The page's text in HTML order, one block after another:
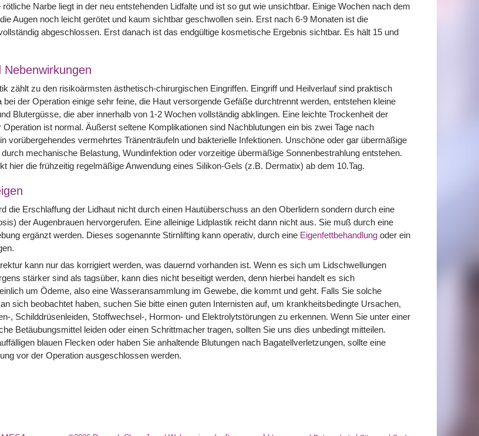
rötliche Narbe liegt in der neu entstehenden Lidfalte und ist so gut wie unsichtbar. Einige Wochen nach dem
Augen noch leicht gerötet und kaum sichtbar geschwollen sein. Erst nach 6-9 Monaten ist die
abgeschlossen. Erst danach ist das endgültige kosmetische Ergebnis sichtbar. Es hält 15 und
Nebenwirkungen
zählt zu den risikoärmsten ästhetisch-chirurgischen Eingriffen. Eingriff und Heilverlauf sind praktisch
der Operation einige sehr feine, die Haut versorgende Gefäße durchtrennt werden, entstehen kleine
Blutergüsse, die aber innerhalb von 1-2 Wochen vollständig abklingen. Eine leichte Trockenheit der
Operation ist normal. Äußerst seltene Komplikationen sind Nachblutungen ein bis zwei Tage nach
vorübergehendes vermehrtes Tränenträufeln und bakterielle Infektionen. Unschöne oder gar übermäßige
mechanische Belastung, Wundinfektion oder vorzeitige übermäßige Sonnenbestrahlung entstehen.
hier die frühzeitig regelmäßige Anwendung eines Silikon-Gels (z.B. Dermatix) ab dem 10.Tag.
die Erschlaffung der Lidhaut nicht durch einen Hautüberschuss an den Oberlidern sondern durch eine
der Augenbrauen hervorgerufen. Eine alleinige Lidplastik reicht dann nicht aus. Sie muß durch eine
ergänzt werden. Dieses sogenannte Stirnlifting kann operativ, durch eine Eigenfettbehandlung oder ein
kann nur das korrigiert werden, was dauernd vorhanden ist. Wenn es sich um Lidschwellungen
stärker sind als tagsüber, kann dies nicht beseitigt werden, denn hierbei handelt es sich
um Ödeme, also eine Wasseransammlung im Gewebe, die kommt und geht. Falls Sie solche
sich beobachtet haben, suchen Sie bitte einen guten Internisten auf, um krankheitsbedingte Ursachen,
, Schilddrüsenleiden, Stoffwechsel-, Hormon- und Elektrolytstörungen zu erkennen. Wenn Sie unter einer
Betäubungsmittel leiden oder einen Schrittmacher tragen, sollten Sie uns dies unbedingt mitteilen.
blauen Flecken oder haben Sie anhaltende Blutungen nach Bagatellverletzungen, sollte eine
vor der Operation ausgeschlossen werden.